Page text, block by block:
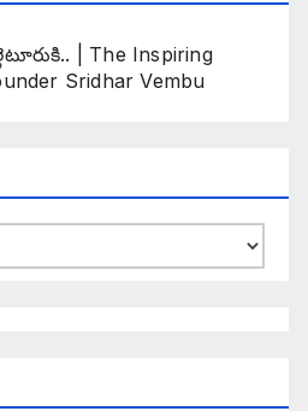
| The Inspiring
Sridhar Vembu